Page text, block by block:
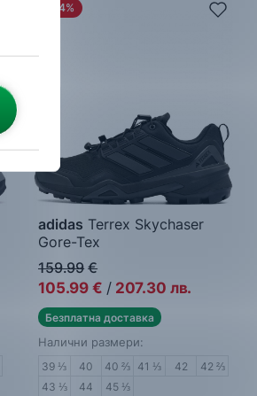
-34%
adidas Terrex Skychaser
Gore-Tex
Мъжки спортни обувки
159.99 €
105.99 € / 207.30 лв.
Безплатна доставка
Налични размери:
39 ⅓ 40 40 ⅔ 41 ⅓ 42
42 ⅔
43 ⅓
44 45 ⅓